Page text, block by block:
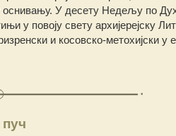
оснивању. У десету Недељу по
у повоју свету архијерејску
и косовско-метохијски у